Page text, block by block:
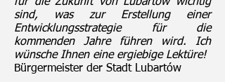
sind, was zur Erstellung einer
Entwicklungsstrategie für die
kommenden Jahre führen wird. Ich
wünsche Ihnen eine ergiebige Lektüre!
Bürgermeister der Stadt Lubartów